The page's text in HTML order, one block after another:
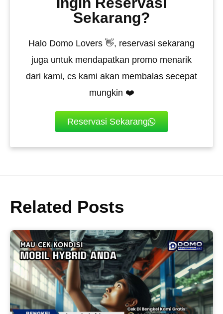
Sekarang?
Halo Domo Lovers 👋, reservasi sekarang
juga untuk mendapatkan promo menarik
dari kami, cs kami akan membalas secepat
mungkin ❤️
Reservasi Sekarang
Related Posts